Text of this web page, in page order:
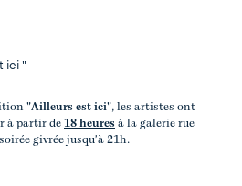
ici "
"Ailleurs est ici", les artistes ont
à partir de 18 heures à la galerie rue
givrée jusqu'à 21h.